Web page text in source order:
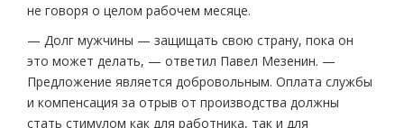
не говоря о целом рабочем месяце.
— Долг мужчины — защищать свою страну, пока он
это может делать, — ответил Павел Мезенин. —
Предложение является добровольным. Оплата службы
и компенсация за отрыв от производства должны
стать стимулом как для работника, так и для